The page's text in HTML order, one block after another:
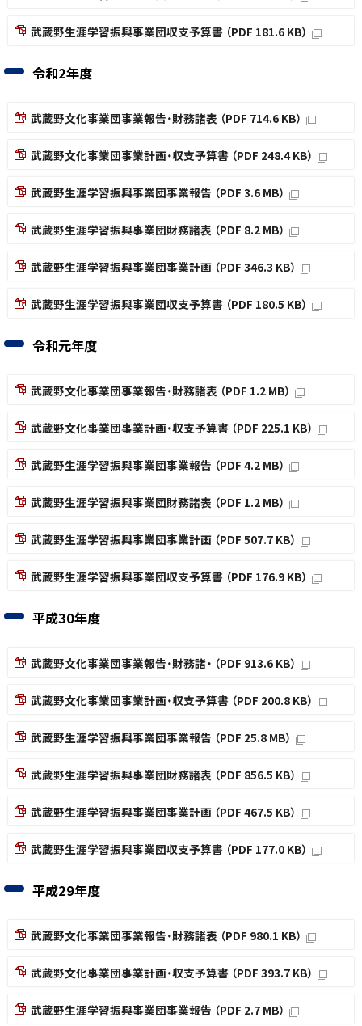
武蔵野生涯学習振興事業団収支予算書 （PDF 181.6 KB）
令和2年度
武蔵野文化事業団事業報告・財務諸表 （PDF 714.6 KB）
武蔵野文化事業団事業計画・収支予算書 （PDF 248.4 KB）
武蔵野生涯学習振興事業団事業報告 （PDF 3.6 MB）
武蔵野生涯学習振興事業団財務諸表 （PDF 8.2 MB）
武蔵野生涯学習振興事業団事業計画 （PDF 346.3 KB）
武蔵野生涯学習振興事業団収支予算書 （PDF 180.5 KB）
令和元年度
武蔵野文化事業団事業報告・財務諸表 （PDF 1.2 MB）
武蔵野文化事業団事業計画・収支予算書 （PDF 225.1 KB）
武蔵野生涯学習振興事業団事業報告 （PDF 4.2 MB）
武蔵野生涯学習振興事業団財務諸表 （PDF 1.2 MB）
武蔵野生涯学習振興事業団事業計画 （PDF 507.7 KB）
武蔵野生涯学習振興事業団収支予算書 （PDF 176.9 KB）
平成30年度
武蔵野文化事業団事業報告・財務諸・ （PDF 913.6 KB）
武蔵野文化事業団事業計画・収支予算書 （PDF 200.8 KB）
武蔵野生涯学習振興事業団事業報告 （PDF 25.8 MB）
武蔵野生涯学習振興事業団財務諸表 （PDF 856.5 KB）
武蔵野生涯学習振興事業団事業計画 （PDF 467.5 KB）
武蔵野生涯学習振興事業団収支予算書 （PDF 177.0 KB）
平成29年度
武蔵野文化事業団事業報告・財務諸表 （PDF 980.1 KB）
武蔵野文化事業団事業計画・収支予算書 （PDF 393.7 KB）
武蔵野生涯学習振興事業団事業報告 （PDF 2.7 MB）